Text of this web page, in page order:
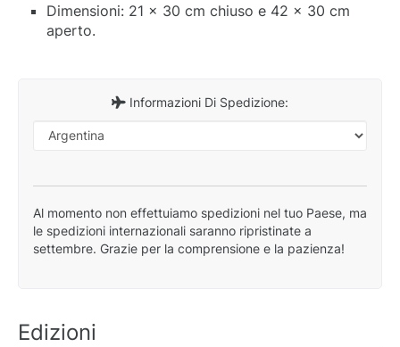
Dimensioni: 21 x 30 cm chiuso e 42 x 30 cm
aperto.
Informazioni Di Spedizione:
Al momento non effettuiamo spedizioni nel tuo Paese, ma
le spedizioni internazionali saranno ripristinate a
settembre. Grazie per la comprensione e la pazienza!
Edizioni